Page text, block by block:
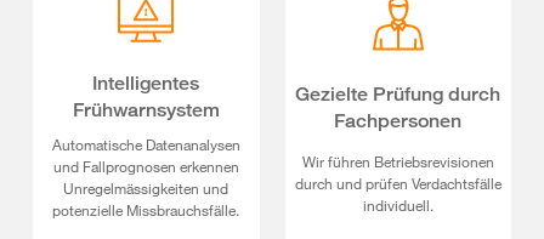
Intelligentes
Frühwarnsystem
Automatische Datenanalysen
und Fallprognosen erkennen
Unregelmässigkeiten und
potenzielle Missbrauchsfälle.
Gezielte Prüfung durch
Fachpersonen
Wir führen Betriebsrevisionen
durch und prüfen Verdachtsfälle
individuell.